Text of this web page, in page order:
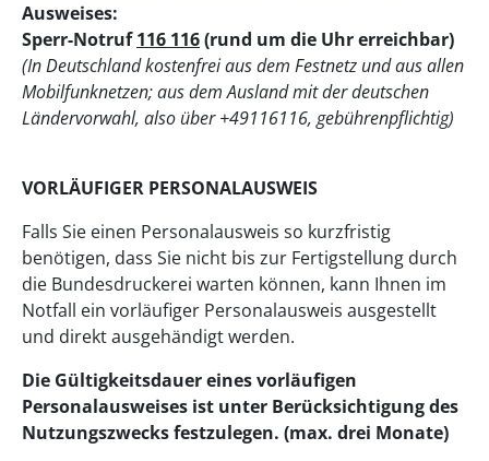
Ausweises:
Sperr-Notruf116 116(rund um die Uhr erreichbar)
(In Deutschland kostenfrei aus dem Festnetz und aus allen
Mobilfunknetzen; aus dem Ausland mit der deutschen
Ländervorwahl, also über +49116116, gebührenpflichtig)
VORLÄUFIGER PERSONALAUSWEIS
Falls Sie einen Personalausweis so kurzfristig
benötigen, dass Sie nicht bis zur Fertigstellung durch
die Bundesdruckerei warten können, kann Ihnen im
Notfall ein vorläufiger Personalausweis ausgestellt
und direkt ausgehändigt werden.
Die Gültigkeitsdauer eines vorläufigen
Personalausweises ist unter Berücksichtigung des
Nutzungszwecks festzulegen. (max. drei Monate)